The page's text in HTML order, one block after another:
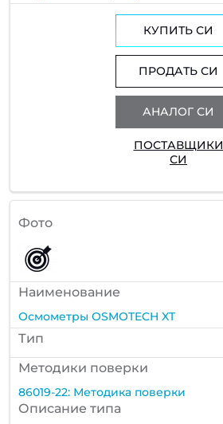
КУПИТЬ СИ
ПРОДАТЬ СИ
АНАЛОГ СИ
ПОСТАВЩИКИ
СИ
Фото
Наименование
Осмометры OSMOTECH XT
Тип
Методики поверки
86019-22: Методика поверки
Описание типа